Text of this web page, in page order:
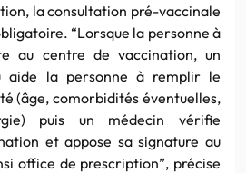
la consultation pré-vaccinale
“Lorsque la personne à
au centre de vaccination, un
aide la personne à remplir le
(âge, comorbidités éventuelles,
puis un médecin vérifie
et appose sa signature au
office de prescription”, précise